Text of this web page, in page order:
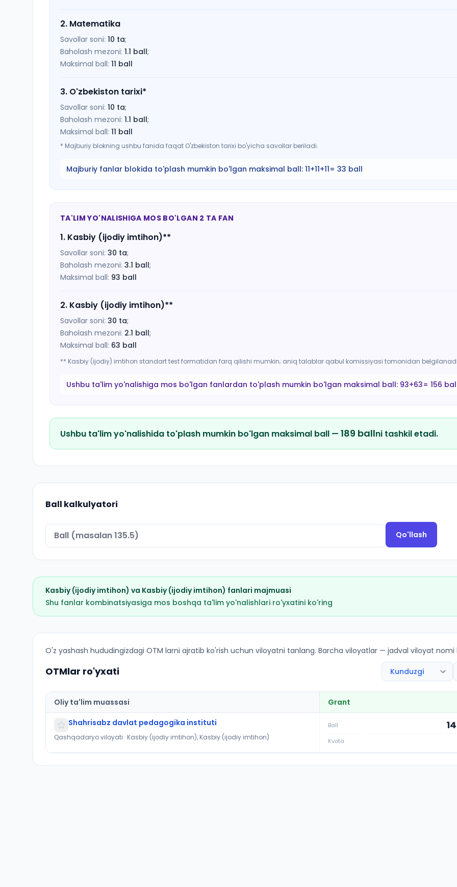
2. Matematika
Savollar soni: 10 ta;
Baholash mezoni: 1.1 ball;
Maksimal ball: 11 ball
3. O'zbekiston tarixi*
Savollar soni: 10 ta;
Baholash mezoni: 1.1 ball;
Maksimal ball: 11 ball
* Majburiy blokning ushbu fanida faqat O'zbekiston tarixi bo'yicha savollar beriladi.
Majburiy fanlar blokida to'plash mumkin bo'lgan maksimal ball: 11+11+11= 33 ball
TA'LIM YO'NALISHIGA MOS BO'LGAN 2 TA FAN
1. Kasbiy (ijodiy imtihon)**
Savollar soni: 30 ta;
Baholash mezoni: 3.1 ball;
Maksimal ball: 93 ball
2. Kasbiy (ijodiy imtihon)**
Savollar soni: 30 ta;
Baholash mezoni: 2.1 ball;
Maksimal ball: 63 ball
** Kasbiy (ijodiy) imtihon standart test formatidan farq qilishi mumkin; aniq talablar qabul komissiyasi tomonidan
Ushbu ta'lim yo'nalishiga mos bo'lgan fanlardan to'plash mumkin bo'lgan maksimal ball: 93+63= 156
Ushbu ta'lim yo'nalishida to'plash mumkin bo'lgan maksimal ball — 189 ballni tashkil etadi.
Ball kalkulyatori
Qo'llash
Kasbiy (ijodiy imtihon) va Kasbiy (ijodiy imtihon) fanlari majmuasi
Shu fanlar kombinatsiyasiga mos boshqa ta'lim yo'nalishlari ro'yxatini ko'ring
Musiqa taʼlimi (Kitob tumani): OTM lar bo'yicha kirish ballari va kvotalar
O'z yashash hududingizdagi OTM larni ajratib ko'rish uchun viloyatni tanlang. Barcha viloyatlar — jadval viloyat
OTMlar ro'yxati
Oliy ta'lim muassasi
Grant
Shahrisabz davlat pedagogika instituti
Qashqadaryo viloyati · Kasbiy (ijodiy imtihon), Kasbiy (ijodiy imtihon)
Ball
Kvota